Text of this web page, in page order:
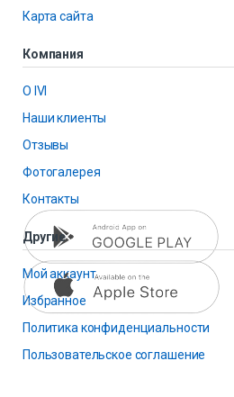
Карта сайта
Компания
О IVI
Наши клиенты
Отзывы
Фотогалерея
Контакты
Другие
Мой аккаунт
Избранное
Политика конфиденциальности
Пользовательское соглашение